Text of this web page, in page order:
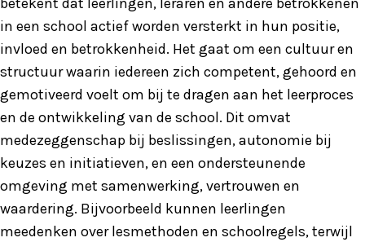
betekent dat leerlingen, leraren en andere betrokkenen
in een school actief worden versterkt in hun positie,
invloed en betrokkenheid. Het gaat om een cultuur en
structuur waarin iedereen zich competent, gehoord en
gemotiveerd voelt om bij te dragen aan het leerproces
en de ontwikkeling van de school. Dit omvat
medezeggenschap bij beslissingen, autonomie bij
keuzes en initiatieven, en een ondersteunende
omgeving met samenwerking, vertrouwen en
waardering. Bijvoorbeeld kunnen leerlingen
meedenken over lesmethoden en schoolregels, terwijl